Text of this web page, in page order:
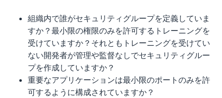
組織内で誰がセキュリティグループを定義していま
すか？最小限の権限のみを許可するトレーニングを
受けていますか？それともトレーニングを受けてい
ない開発者が管理や監督なしでセキュリティグルー
プを作成していますか？
重要なアプリケーションは最小限のポートのみを許
可するように構成されていますか？